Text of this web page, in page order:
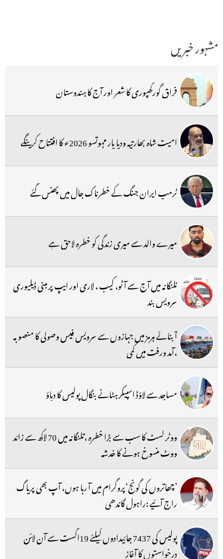
مشہور خبریں
فراق گورکھپوری کا شعر اور آج کا ہندوستان
امیت شاہ بھارتیہ ودیا پار مہوتسو 2026ء کا افتتاح کرینگے
ٹرمپ ایران جنگ کے خطرناک جال میں پھنس گئے
میرے والد سے میری زندگی کو خطرہ لاحق ہے
تلنگانہ میں آج سے آٹو، کیب ، لاری اور ایپ پر مبنی ڈیلیوری
سرویس بند
آبنائے ہرمز میں جہازوں سے سرویس فیس وصولی کا منصوبہ
،آمد ورفت میں کمی
مساجد سے لاؤڈ اسپیکر ہٹانے بنگال پولیس کا دباؤ
ووٹر لسٹ کا سب سے بڑا خطرہ ،تلنگانہ میں 70 لاکھ سے زائد
ووٹ منسوخ ہونے کا خدشہ
’چھاتروں کی گونج‘پروگرام میں آ رہا ہوں، آپ بھی پریاگ
راج آئیے :راہول گاندھی
پولیس کی 7437 جائیدادوں کیلئے 19اگست سے آن لائن
درخواستوں کا آغاز